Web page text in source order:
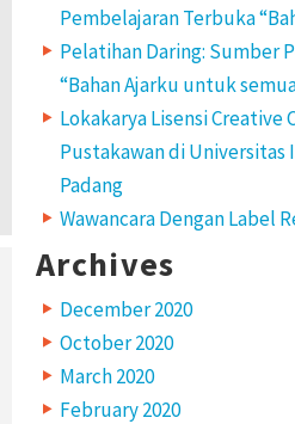
Pembelajaran Terbuka
Pelatihan Daring: Sumber
“Bahan Ajarku untuk
Lokakarya Lisensi Creative
Pustakawan di Universitas
Padang
Wawancara Dengan Label
Archives
December 2020
October 2020
March 2020
February 2020